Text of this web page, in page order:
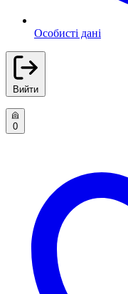
Особисті дані
Вийти
0